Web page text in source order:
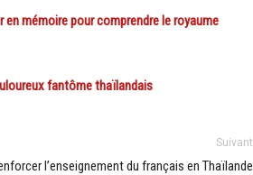
en mémoire pour comprendre le royaume
fantôme thaïlandais
Suivant
l’enseignement du français en Thaïlande